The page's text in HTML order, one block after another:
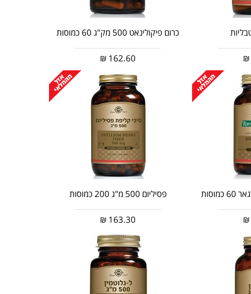
₪
כרום פיקולינאט 500 מק"ג 60 כמוסות
162.60
₪
₪
פסיליום 500 מ"ג 200 כמוסות
163.30
₪